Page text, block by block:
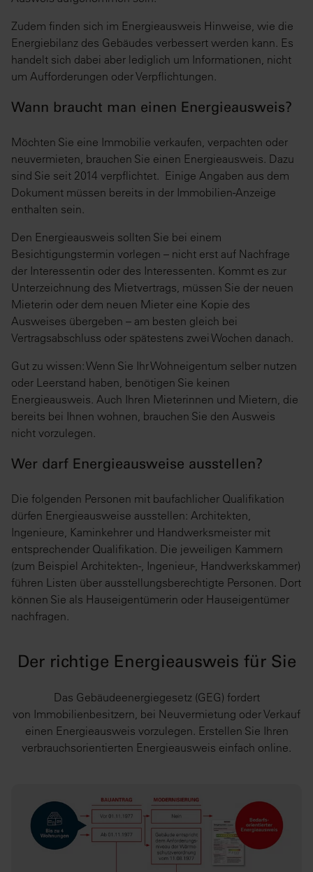
Zudem finden sich im Energieausweis Hinweise, wie die
Energiebilanz des Gebäudes verbessert werden kann. Es
handelt sich dabei aber lediglich um Informationen, nicht
um Aufforderungen oder Verpflichtungen.
Wann braucht man einen Energieausweis?
Möchten Sie eine Immobilie verkaufen, verpachten oder
neuvermieten, brauchen Sie einen Energieausweis. Dazu
sind Sie seit 2014 verpflichtet. Einige Angaben aus dem
Dokument müssen bereits in der Immobilien-Anzeige
enthalten sein.
Den Energieausweis sollten Sie bei einem
Besichtigungstermin vorlegen – nicht erst auf Nachfrage
der Interessentin oder des Interessenten. Kommt es zur
Unterzeichnung des Mietvertrags, müssen Sie der neuen
Mieterin oder dem neuen Mieter eine Kopie des
Ausweises übergeben – am besten gleich bei
Vertragsabschluss oder spätestens zwei Wochen danach.
Gut zu wissen: Wenn Sie Ihr Wohneigentum selber nutzen
oder Leerstand haben, benötigen Sie keinen
Energieausweis. Auch Ihren Mieterinnen und Mietern, die
bereits bei Ihnen wohnen, brauchen Sie den Ausweis
nicht vorzulegen.
Wer darf Energieausweise ausstellen?
Die folgenden Personen mit baufachlicher Qualifikation
dürfen Energieausweise ausstellen: Architekten,
Ingenieure, Kaminkehrer und Handwerksmeister mit
entsprechender Qualifikation. Die jeweiligen Kammern
(zum Beispiel Architekten-, Ingenieur-, Handwerkskammer)
führen Listen über ausstellungsberechtigte Personen. Dort
können Sie als Hauseigentümerin oder Hauseigentümer
nachfragen.
Der richtige Energieausweis für Sie
Das Gebäudeenergiegesetz (GEG) fordert
von Immobilienbesitzern, bei Neuvermietung oder Verkauf
einen Energieausweis vorzulegen. Erstellen Sie Ihren
verbrauchsorientierten Energieausweis einfach online.